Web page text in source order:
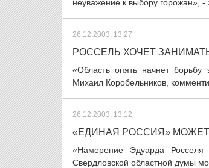
неуважение к выбору горожан», -
26.12.2003, 13:27
РОССЕЛЬ ХОЧЕТ
«Область опять начнет
Михаил Коробельников,
26.12.2003, 13:12
«ЕДИНАЯ РОССИЯ»
«Намерение Эдуарда Росселя
Свердловской областной думы